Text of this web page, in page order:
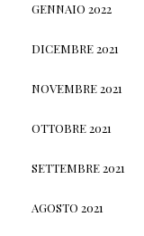
GENNAIO 2022
DICEMBRE 2021
NOVEMBRE 2021
OTTOBRE 2021
SETTEMBRE 2021
AGOSTO 2021